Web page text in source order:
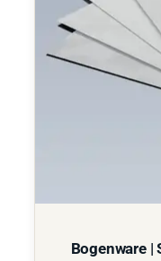
Bogenware |